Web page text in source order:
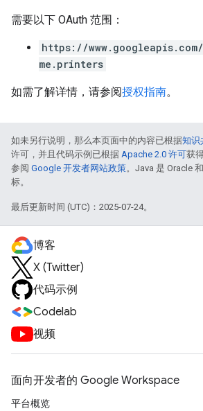
需要以下 OAuth 范围：
https://
me.printers
如需了解详情，请参阅授权指南。
如未另行说明，那么本页面中的内容已根据知识
许可，并且代码示例已根据 Apache 2.0 许可获
参阅 Google 开发者网站政策。Java 是 Oracle
标。
最后更新时间 (UTC)：2025-07-24。
博客
X (Twitter)
代码示例
Codelab
视频
面向开发者的 Google Workspace
平台概览